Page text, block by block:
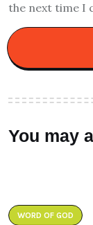
the next time I
You may
WORD OF GOD